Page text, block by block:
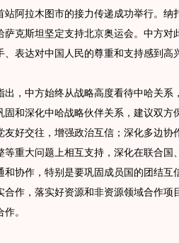
站阿拉木图市的接力传递成功举行。纳
萨克斯坦坚定支持北京奥运会。中方对
、表达对中国人民的尊重和支持感到高
中方始终从战略高度看待中哈关系
固和深化中哈战略伙伴关系，建议双方
友好交往，增强政治互信；深化多边协
等重大问题上相互支持，深化在联合国
和协作，特别是要巩固成员国的团结互
合作，落实好资源和非资源领域合作项
。